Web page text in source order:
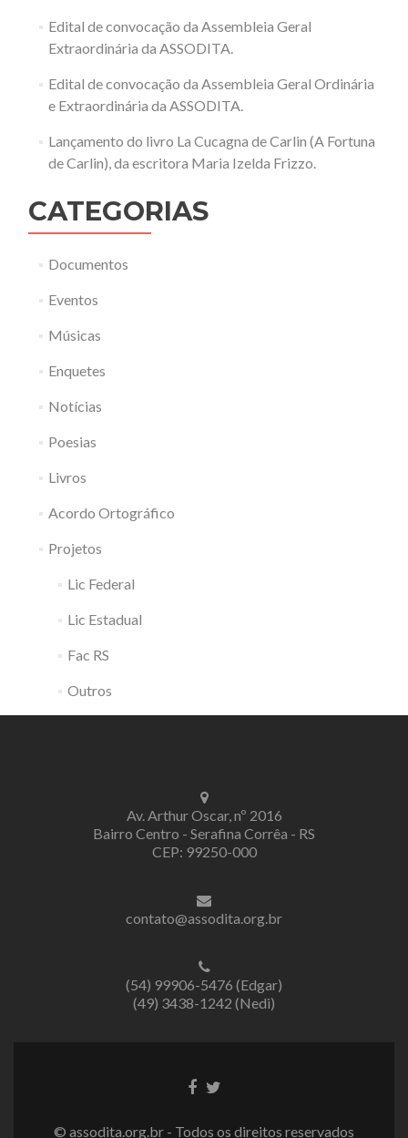
Edital de convocação da Assembleia Geral
Extraordinária da ASSODITA.
Edital de convocação da Assembleia Geral Ordinária
e Extraordinária da ASSODITA.
Lançamento do livro La Cucagna de Carlin (A Fortuna
de Carlin), da escritora Maria Izelda Frizzo.
CATEGORIAS
Documentos
Eventos
Músicas
Enquetes
Notícias
Poesias
Livros
Acordo Ortográfico
Projetos
Lic Federal
Lic Estadual
Fac RS
Outros
Av. Arthur Oscar, nº 2016
Bairro Centro - Serafina Corrêa - RS
CEP: 99250-000
contato@assodita.org.br
(54) 99906-5476 (Edgar)
(49) 3438-1242 (Nedi)
LinkLink
© assodita.org.br - Todos os direitos reservados